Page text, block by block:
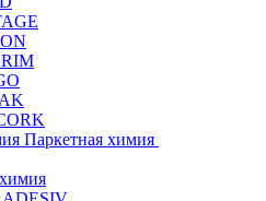
Паркетная химия